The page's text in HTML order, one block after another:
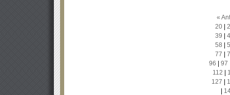
«
20|
39
58
77
96
97
112
127